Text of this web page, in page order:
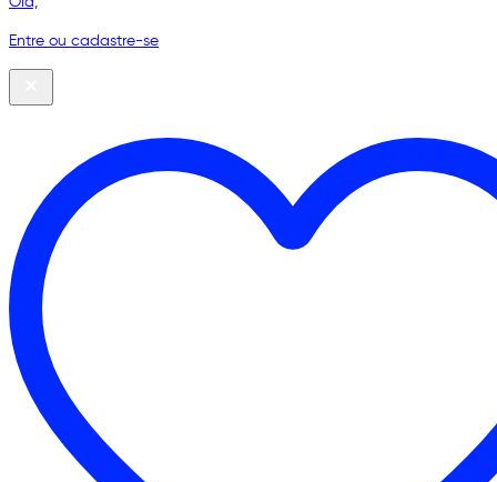
Entre ou cadastre-se